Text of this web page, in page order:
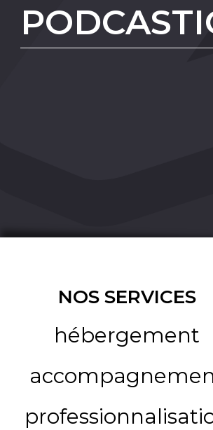
NOS SERVICES
hébergement